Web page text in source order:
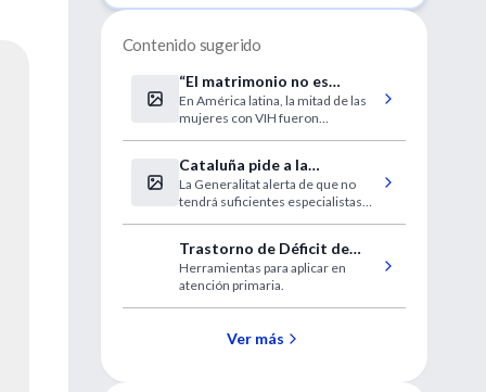
Contenido sugerido
“El matrimonio no es
inmune a la infección”
En América latina, la mitad de las
mujeres con VIH fueron
Cataluña pide a la
desesperada médicos
extranjeros sin homologar
La Generalitat alerta de que no
tendrá suficientes especialistas
Trastorno de Déficit de
Atención y de
Hiperactividad
Herramientas para aplicar en
atención primaria.
Ver más